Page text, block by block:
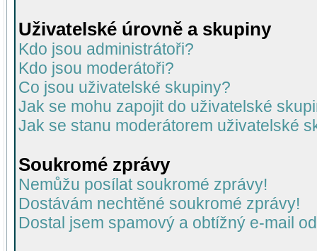
Uživatelské úrovně a skupiny
Kdo jsou administrátoři?
Kdo jsou moderátoři?
Co jsou uživatelské skupiny?
Jak se mohu zapojit do uživatelské
Jak se stanu moderátorem uživatelské
Soukromé zprávy
Nemůžu posílat soukromé zprávy!
Dostávám nechtěné soukromé zprávy!
Dostal jsem spamový a obtížný e-mail